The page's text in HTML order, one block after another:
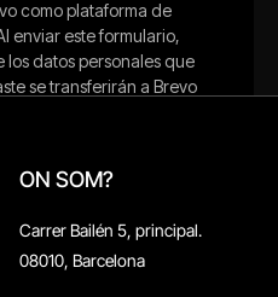
ON SOM?
Carrer Bailén 5, principal.
08010, Barcelona